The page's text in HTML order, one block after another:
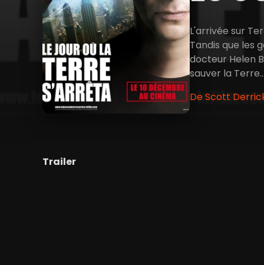
L'arrivée sur
Tandis que les
docteur Helen
sauver la
De Scott
Trailer